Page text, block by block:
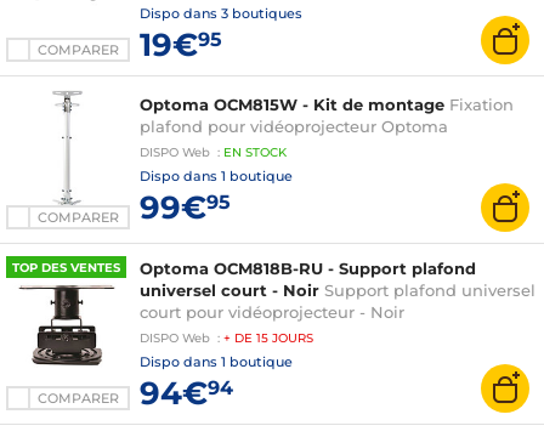
COMPARER
Dispo dans 3 boutiques
19€95
COMPARER
Optoma OCM815W - Kit de montage Fixation
plafond pour vidéoprojecteur Optoma
DISPO Web : EN STOCK
Dispo dans 1 boutique
99€95
TOP DES VENTES
COMPARER
Optoma OCM818B-RU - Support plafond
universel court - Noir Support plafond universel
court pour vidéoprojecteur - Noir
DISPO Web : + DE 15 JOURS
Dispo dans 1 boutique
94€94